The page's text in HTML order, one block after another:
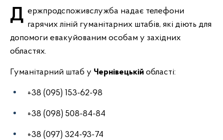
Держпродспоживслужба надає телефони гарячих ліній гуманітарних штабів, які діють для
допомоги евакуйованим особам у західних
областях.
Гуманітарний штаб у Чернівецькій області:
+38 (095) 153-62-98
+38 (098) 508-84-84
+38 (097) 324-93-74